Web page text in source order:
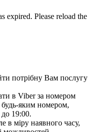
expired. Please reload the
потрібну Вам послугу
в Viber за номером
будь-яким номером,
до 19:00.
в міру наявного часу,